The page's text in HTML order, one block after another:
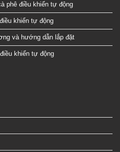
phê điều khiển tự động
khiển tự động
và hướng dẫn lắp đặt
khiển tự động